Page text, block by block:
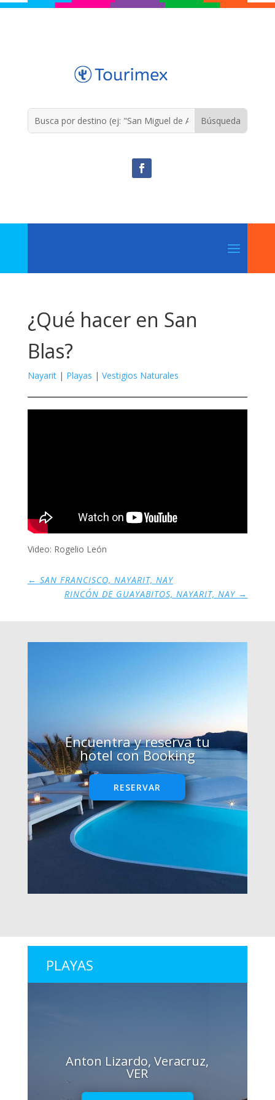
¿Qué hacer en San
Blas?
Nayarit| Playas | Vestigios Naturales
Video: Rogelio León
← SAN FRANCISCO, NAYARIT, NAY
RINCÓN DE GUAYABITOS, NAYARIT, NAY →
Encuentra y reserva tu
hotel con Booking
RESERVAR
PLAYAS
Anton Lizardo, Veracruz,
VER